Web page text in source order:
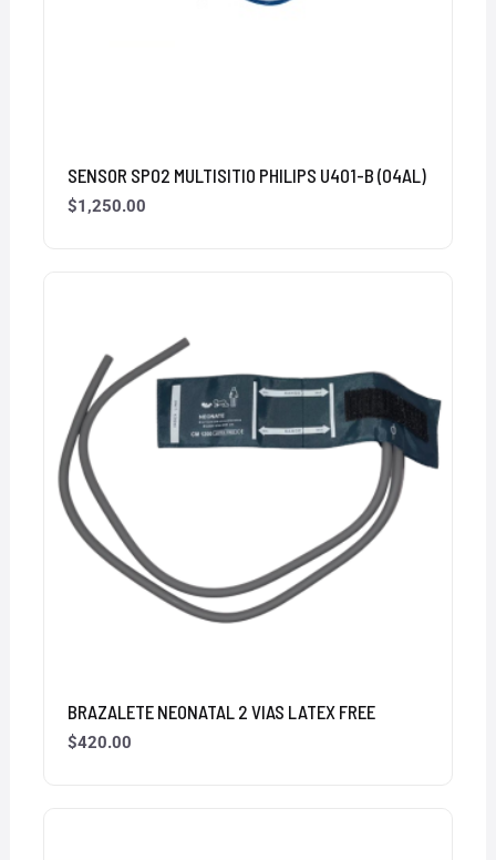
SENSOR SP02 MULTISITIO PHILIPS U401-B (04AL)
$1,250.00
BRAZALETE NEONATAL 2 VIAS LATEX FREE
$420.00